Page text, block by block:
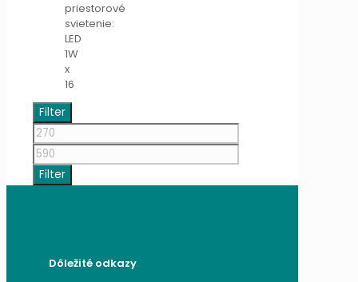
priestorové
svietenie:
LED
1W
x
16
Filter
Minimálna
cena
Maximálna
cena
Filter
Dôležité odkazy